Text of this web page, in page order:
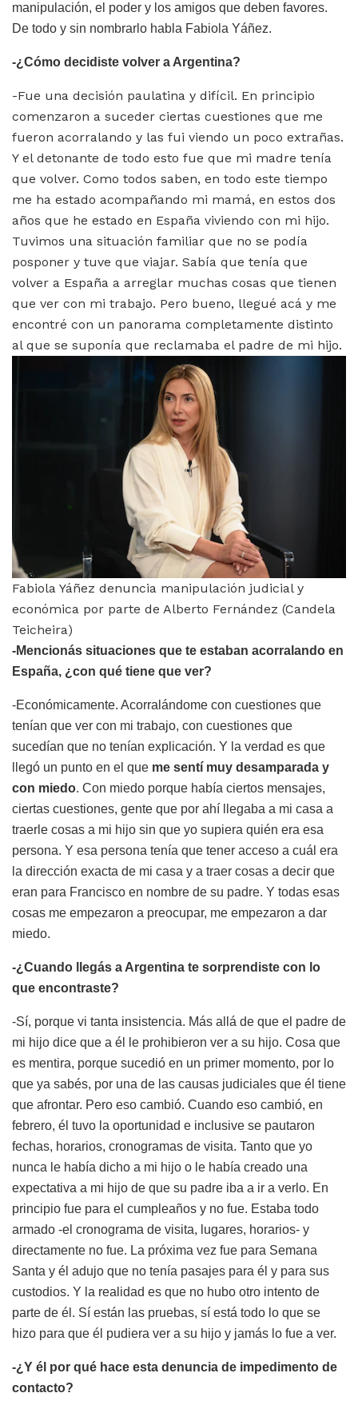
manipulación, el poder y los amigos que deben favores.
De todo y sin nombrarlo habla Fabiola Yáñez.
-¿Cómo decidiste volver a Argentina?
-Fue una decisión paulatina y difícil. En principio
comenzaron a suceder ciertas cuestiones que me
fueron acorralando y las fui viendo un poco extrañas.
Y el detonante de todo esto fue que mi madre tenía
que volver. Como todos saben, en todo este tiempo
me ha estado acompañando mi mamá, en estos dos
años que he estado en España viviendo con mi hijo.
Tuvimos una situación familiar que no se podía
posponer y tuve que viajar. Sabía que tenía que
volver a España a arreglar muchas cosas que tienen
que ver con mi trabajo. Pero bueno, llegué acá y me
encontré con un panorama completamente distinto
al que se suponía que reclamaba el padre de mi hijo.
Fabiola Yáñez denuncia manipulación judicial y
económica por parte de Alberto Fernández (Candela
Teicheira)
-Mencionás situaciones que te estaban acorralando en
España, ¿con qué tiene que ver?
-Económicamente. Acorralándome con cuestiones que
tenían que ver con mi trabajo, con cuestiones que
sucedían que no tenían explicación. Y la verdad es que
llegó un punto en el que me sentí muy desamparada y
con miedo. Con miedo porque había ciertos mensajes,
ciertas cuestiones, gente que por ahí llegaba a mi casa a
traerle cosas a mi hijo sin que yo supiera quién era esa
persona. Y esa persona tenía que tener acceso a cuál era
la dirección exacta de mi casa y a traer cosas a decir que
eran para Francisco en nombre de su padre. Y todas esas
cosas me empezaron a preocupar, me empezaron a dar
miedo.
-¿Cuando llegás a Argentina te sorprendiste con lo
que encontraste?
-Sí, porque vi tanta insistencia. Más allá de que el padre de
mi hijo dice que a él le prohibieron ver a su hijo. Cosa que
es mentira, porque sucedió en un primer momento, por lo
que ya sabés, por una de las causas judiciales que él tiene
que afrontar. Pero eso cambió. Cuando eso cambió, en
febrero, él tuvo la oportunidad e inclusive se pautaron
fechas, horarios, cronogramas de visita. Tanto que yo
nunca le había dicho a mi hijo o le había creado una
expectativa a mi hijo de que su padre iba a ir a verlo. En
principio fue para el cumpleaños y no fue. Estaba todo
armado -el cronograma de visita, lugares, horarios- y
directamente no fue. La próxima vez fue para Semana
Santa y él adujo que no tenía pasajes para él y para sus
custodios. Y la realidad es que no hubo otro intento de
parte de él. Sí están las pruebas, sí está todo lo que se
hizo para que él pudiera ver a su hijo y jamás lo fue a ver.
-¿Y él por qué hace esta denuncia de impedimento de
contacto?